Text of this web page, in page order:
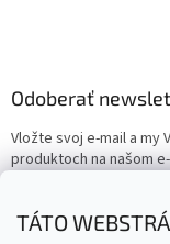
TÁTO
Odoberať
Vložte svoj e-mail a my
produktoch na našom
Email